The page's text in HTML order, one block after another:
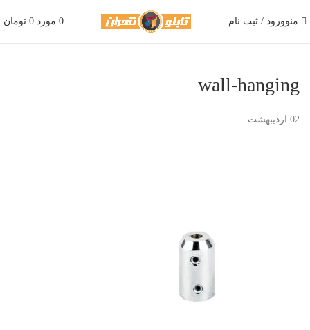
منوورود / ثبت نام 0 مورد 0 تومان
wall-hanging
02 اردیبهشت